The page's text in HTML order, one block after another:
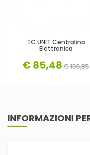
TC UNIT Centralina
Elettronica
€ 85,48 € 106,85
INFORMAZIONI